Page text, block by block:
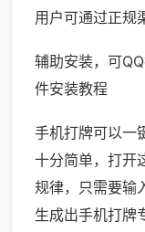
用户可通过正规
辅助安装，可
件安装教程
手机打牌可以一
十分简单，打开
规律，只需要输
生成出手机打牌